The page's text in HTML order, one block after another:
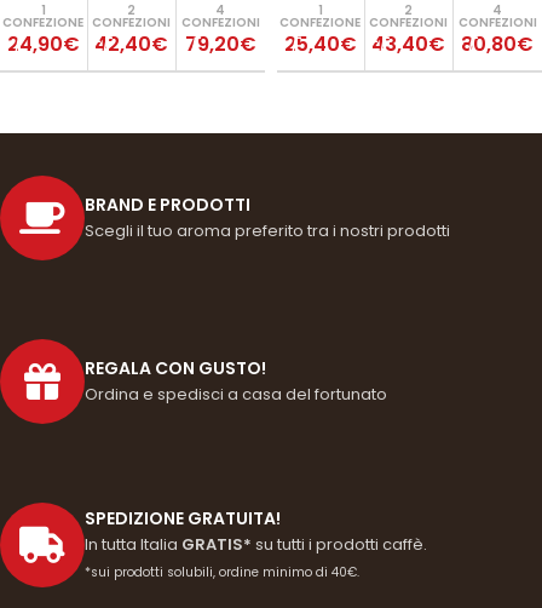
1
CONFEZIONE
24,90€
2
CONFEZIONI
42,40€
4
CONFEZIONI
79,20€
1
CONFEZIONE
25,40€
2
CONFEZIONI
43,40€
4
CONFEZIONI
80,80€
BRAND E PRODOTTI
Scegli il tuo aroma preferito tra i nostri prodotti
REGALA CON GUSTO!
Ordina e spedisci a casa del fortunato
SPEDIZIONE GRATUITA!
In tutta Italia GRATIS* su tutti i prodotti caffè.
*sui prodotti solubili, ordine minimo di 40€.